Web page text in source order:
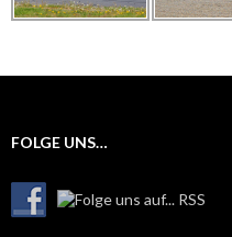
FOLGE UNS…